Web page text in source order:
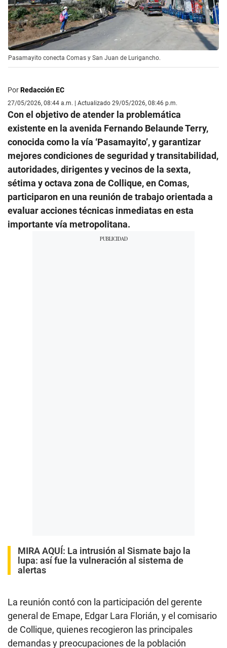
Pasamayito conecta Comas y San Juan de Lurigancho.
PorRedacción EC
27/05/2026, 08:44 a.m. | Actualizado 29/05/2026, 08:46 p.m.
Con el objetivo de atender la problemática
existente en la avenida Fernando Belaunde Terry,
conocida como la vía ‘Pasamayito’, y garantizar
mejores condiciones de seguridad y transitabilidad,
autoridades, dirigentes y vecinos de la sexta,
sétima y octava zona de Collique, en Comas,
participaron en una reunión de trabajo orientada a
evaluar acciones técnicas inmediatas en esta
importante vía metropolitana.
MIRA AQUÍ: La intrusión al Sismate bajo la
lupa: así fue la vulneración al sistema de
alertas
La reunión contó con la participación del gerente
general de Emape, Edgar Lara Florián, y el comisario
de Collique, quienes recogieron las principales
demandas y preocupaciones de la población